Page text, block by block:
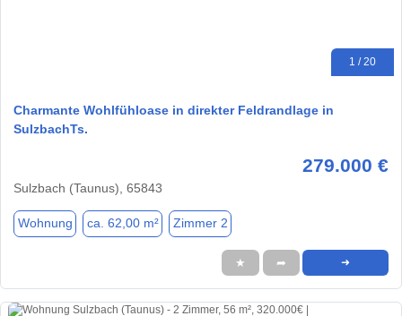
1 / 20
Charmante Wohlfühloase in direkter Feldrandlage in
SulzbachTs.
279.000 €
Sulzbach (Taunus), 65843
Wohnung ca. 62,00 m² Zimmer 2
★ ➦ ➜